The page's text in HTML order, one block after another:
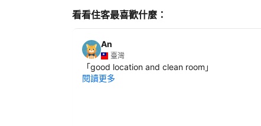
看看住客最喜歡什麼：
An
臺灣
「good location and clean room 」
閱讀更多